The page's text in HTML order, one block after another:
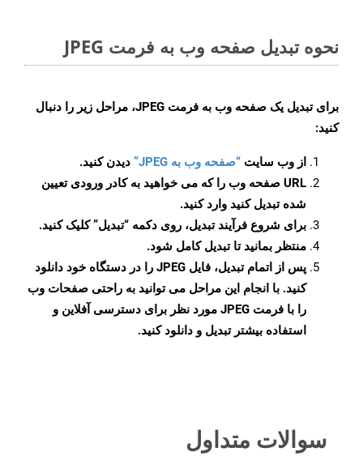
نحوه تبدیل صفحه وب به فرمت JPEG
برای تبدیل یک صفحه وب به فرمت JPEG، مراحل زیر را دنبال
کنید:
از وب سایت “صفحه وب به JPEG”
دیدن کنید.
URL صفحه وب را که می خواهید به کادر ورودی تعیین
شده تبدیل کنید وارد کنید.
برای شروع فرآیند تبدیل، روی دکمه “تبدیل” کلیک کنید.
منتظر بمانید تا تبدیل کامل شود.
پس از اتمام تبدیل، فایل JPEG را در دستگاه خود دانلود
کنید. با انجام این مراحل می توانید به راحتی صفحات وب
را با فرمت JPEG مورد نظر برای دسترسی آفلاین و
استفاده بیشتر تبدیل و دانلود کنید.
سوالات متداول